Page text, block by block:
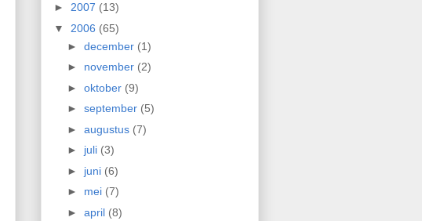
► 2007 (13)
▼ 2006 (65)
► december (1)
► november (2)
► oktober (9)
► september (5)
► augustus (7)
► juli (3)
► juni (6)
► mei (7)
► april (8)